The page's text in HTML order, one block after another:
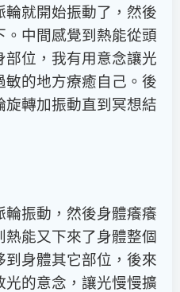
就開始振動了，然後
。中間感覺到熱能從頭
位，我有用意念讓光
敏的地方療癒自己。後
轉加振動直到冥想結
輪振動，然後身體癢癢
能又下來了身體整個
身體其它部位，後來
的意念，讓光慢慢擴